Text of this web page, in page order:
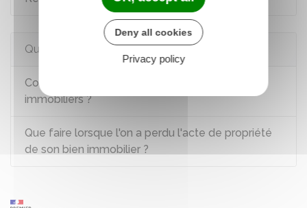
Questions ? Réponses !
Comment obtenir des renseignements
immobiliers ?
Que faire lorsque l'on a perdu l'acte de propriété
de son bien immobilier ?
Deny all cookies
Privacy policy